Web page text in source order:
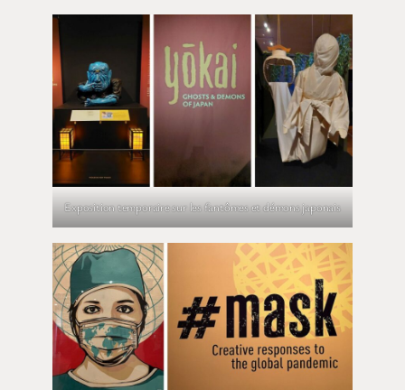
Exposition temporaire sur les fantômes et démons japonais